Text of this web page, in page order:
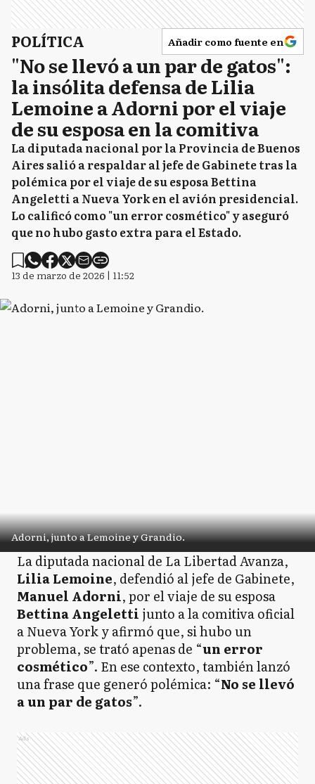
POLÍTICA Añadir como fuente en
"No se llevó a un par de gatos":
la insólita defensa de Lilia
Lemoine a Adorni por el viaje
de su esposa en la comitiva
La diputada nacional por la Provincia de Buenos
Aires salió a respaldar al jefe de Gabinete tras la
polémica por el viaje de su esposa Bettina
Angeletti a Nueva York en el avión presidencial.
Lo calificó como "un error cosmético" y aseguró
que no hubo gasto extra para el Estado.
13 de marzo de 2026 | 11:52
Adorni, junto a Lemoine y Grandio.
La diputada nacional de La Libertad Avanza,
Lilia Lemoine, defendió al jefe de Gabinete,
Manuel Adorni, por el viaje de su esposa
Bettina Angeletti junto a la comitiva oficial
a Nueva York y afirmó que, si hubo un
problema, se trató apenas de “un error
cosmético”. En ese contexto, también lanzó
una frase que generó polémica: “No se llevó
a un par de gatos”.
Ads